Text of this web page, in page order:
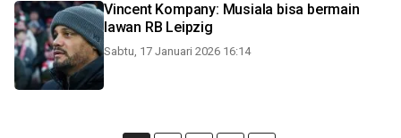
Vincent Kompany: Musiala bisa bermain
lawan RB Leipzig
Sabtu, 17 Januari 2026 16:14